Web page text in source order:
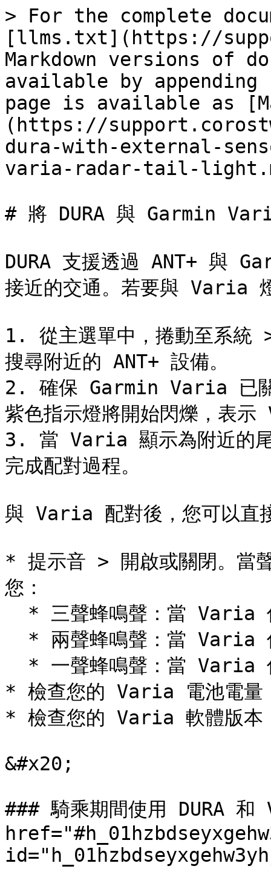
> For the complete
[llms.txt](https://
Markdown versions of
available by
page is available as
(https://
dura-with-external-
varia-radar-tail-
# 將 DURA 與 Garmin
DURA 支援透過 ANT+ 與
接近的交通。若要與 Varia
1. 從主選單中，捲動至系統
搜尋附近的 ANT+ 設備。
2. 確保 Garmin Varia 已關
紫色指示燈將開始閃爍，表
3. 當 Varia 顯示為附近的尾
完成配對過程。
與 Varia 配對後，您可以直
* 提示音 > 開啟或關閉。當
您：
* 檢查您的 Varia 電池電量
* 檢查您的 Varia 軟體版本
&#x20;
### 騎乘期間使用 DURA